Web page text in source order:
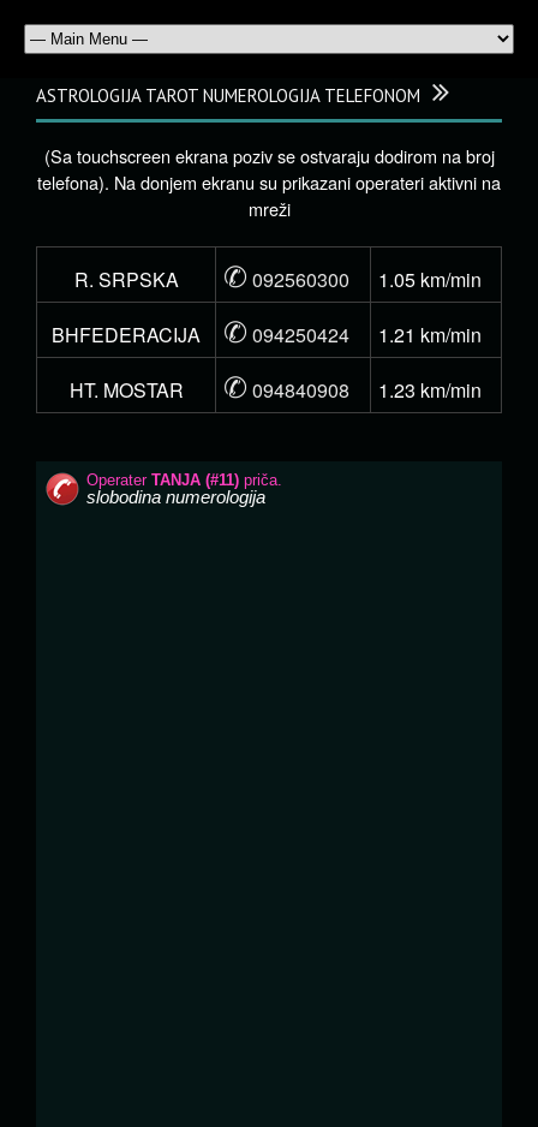
ASTROLOGIJA TAROT NUMEROLOGIJA TELEFONOM
(Sa touchscreen ekrana poziv se ostvaraju dodirom na broj
telefona). Na donjem ekranu su prikazani operateri aktivni na
mreži
R. SRPSKA ✆ 092560300
1.05 km/min
BHFEDERACIJA
✆ 094250424
1.21 km/min
HT. MOSTAR
✆ 094840908 1.23 km/min